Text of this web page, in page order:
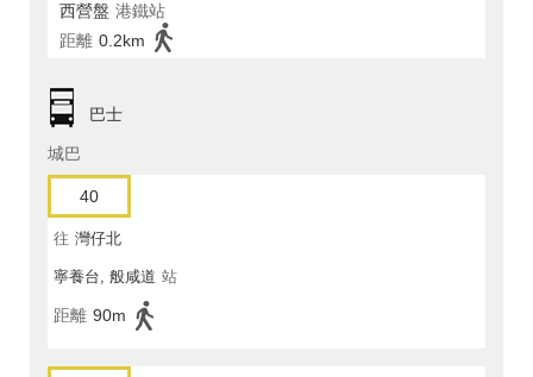
西營盤 港鐵站
距離 0.2km
巴士
城巴
40
往 灣仔北
寧養台, 般咸道 站
距離 90m